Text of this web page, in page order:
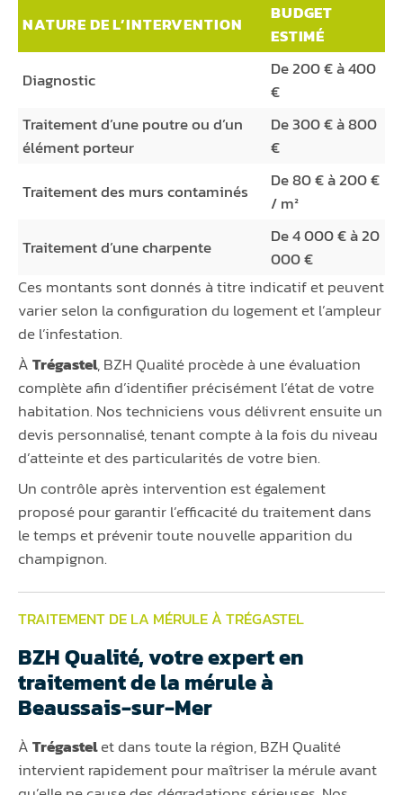
NATURE DE L’INTERVENTION
BUDGET
ESTIMÉ
Diagnostic
De 200 € à 400
€
Traitement d’une poutre ou d’un
élément porteur
De 300 € à 800
€
Traitement des murs contaminés
De 80 € à 200 €
/ m²
Traitement d’une charpente
De 4 000 € à 20
000 €
Ces montants sont donnés à titre indicatif et peuvent
varier selon la configuration du logement et l’ampleur
de l’infestation.
ÀTrégastel, BZH Qualité procède à une évaluation
complète afin d’identifier précisément l’état de votre
habitation. Nos techniciens vous délivrent ensuite un
devis personnalisé, tenant compte à la fois du niveau
d’atteinte et des particularités de votre bien.
Un contrôle après intervention est également
proposé pour garantir l’efficacité du traitement dans
le temps et prévenir toute nouvelle apparition du
champignon.
TRAITEMENT DE LA MÉRULE À TRÉGASTEL
BZH Qualité, votre expert en
traitement de la mérule à
Beaussais-sur-Mer
ÀTrégastelet dans toute la région, BZH Qualité
intervient rapidement pour maîtriser la mérule avant